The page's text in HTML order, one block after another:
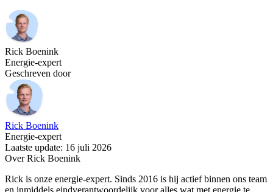
Rick Boenink
Energie-expert
Geschreven door
Rick Boenink
Energie-expert
Laatste update: 16 juli 2026
Over Rick Boenink
Rick is onze energie-expert. Sinds 2016 is hij actief binnen ons team
en inmiddels eindverantwoordelijk voor alles wat met energie te